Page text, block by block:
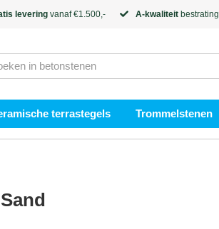
levering vanaf €1.500,- A-kwaliteit bestrating
terrastegels Trommelstenen